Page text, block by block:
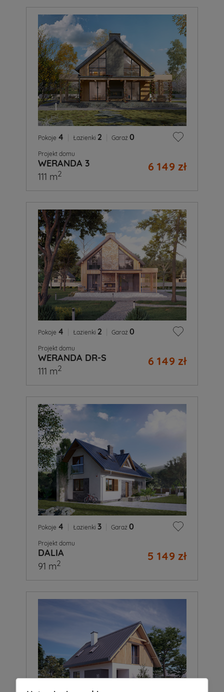
Pokoje 4 Łazienki 2 Garaż 0
Projekt domu
WERANDA 3 6 149 zł
111 m2
Pokoje 4 Łazienki 2 Garaż 0
Projekt domu
WERANDA DR-S 6 149 zł
111 m2
Pokoje 4 Łazienki 3 Garaż 0
Projekt domu
DALIA 5 149 zł
91 m2